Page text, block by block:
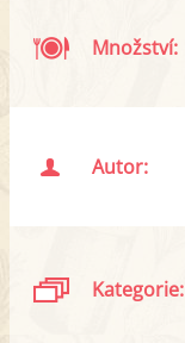
Množství:
Autor:
Kategorie: